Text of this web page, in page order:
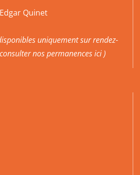
Quinet
uniquement sur rendez-
consulter nos permanences ici )